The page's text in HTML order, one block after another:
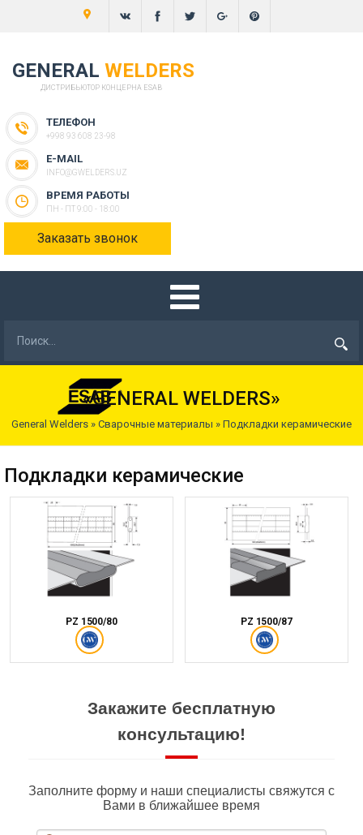
GENERAL WELDERS
ДИСТРИБЬЮТОР КОНЦЕРНА ESAB
ТЕЛЕФОН
+998 93 608 23-98
E-MAIL
INFO@GWELDERS.UZ
ВРЕМЯ РАБОТЫ
ПН - ПТ 9:00 - 18:00
Заказать звонок
«GENERAL WELDERS»
General Welders » Сварочные материалы » Подкладки керамические
Подкладки керамические
PZ 1500/80 PZ 1500/87
Закажите бесплатную
консультацию!
Заполните форму и наши специалисты свяжутся с
Вами в ближайшее время